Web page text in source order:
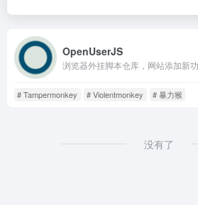
OpenUserJS
# Tampermonkey # Violentmonkey # 暴力猴
没有了